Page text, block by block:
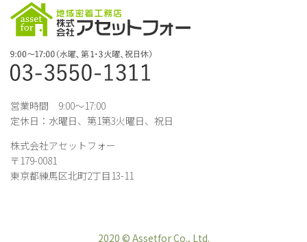
営業時間 9:00～17:00
定休日：水曜日、第1第3火曜日、祝日
株式会社アセットフォー
〒179-0081
東京都練馬区北町2丁目13-11
2020 © Assetfor Co., Ltd.